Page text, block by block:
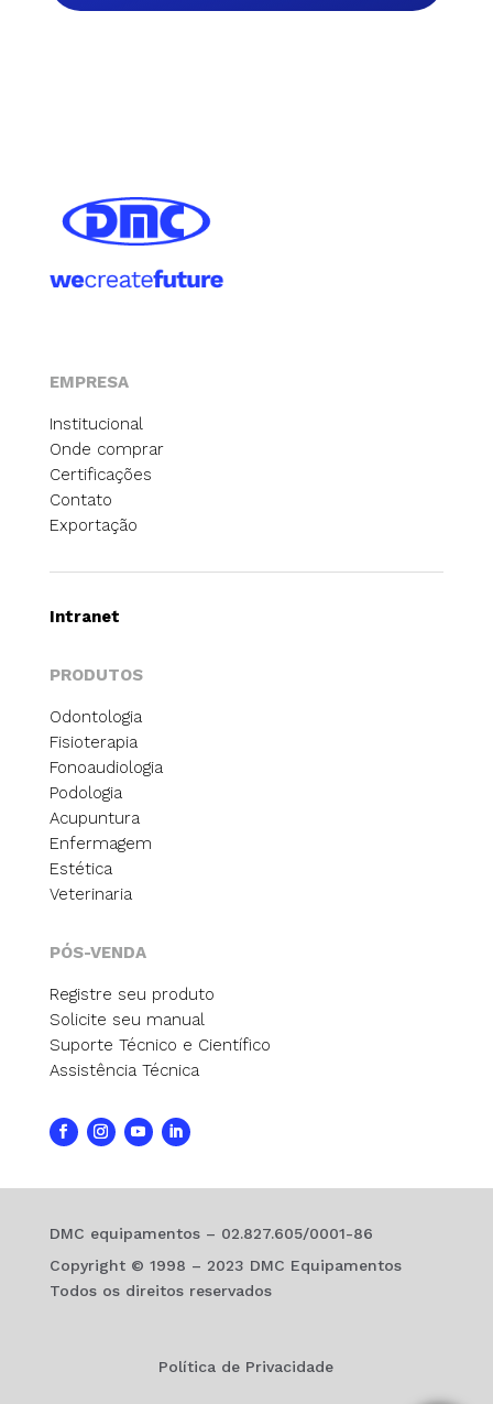
EMPRESA
Institucional
Onde comprar
Certificações
Contato
Exportação
Intranet
PRODUTOS
Odontologia
Fisioterapia
Fonoaudiologia
Podologia
Acupuntura
Enfermagem
Estética
Veterinaria
PÓS-VENDA
Registre seu produto
Solicite seu manual
Suporte Técnico e Científico
Assistência Técnica
DMC equipamentos – 02.827.605/0001-86
Copyright © 1998 – 2023 DMC Equipamentos
Todos os direitos reservados
Política de Privacidade